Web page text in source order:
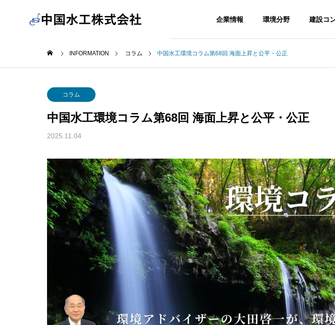
企業情報 環境分野 建設コ
INFORMATION コラム 中国水工環境コラム第68回 海面上昇と公平・公正
コラム
中国水工環境コラム第68回 海面上昇と公平・公正
2025.11.04
中国水工環境コラム第74回 石油
危機と経済合理性